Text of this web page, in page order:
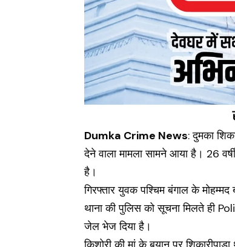
Dumka Crime News: दुमका
देने वाला मामला सामने आया है। 26
है।
गिरफ्तार युवक पश्चिम बंगाल के मोहम्मद
थाना की पुलिस को सूचना मिलते ही
जेल भेज दिया है।